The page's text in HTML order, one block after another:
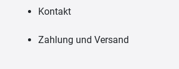
Kontakt
Zahlung und Versand